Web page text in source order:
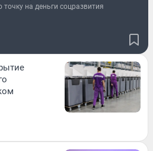
на деньги соцразвития